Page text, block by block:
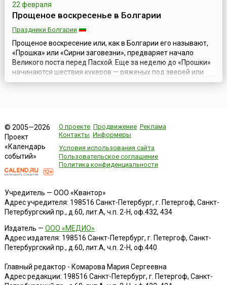
22 февраля
Прощеное воскресенье в Болгарии
Праздники Болгарии
Прощеное воскресение или, как в Болгарии его называют,
«Прошка» или «Сирни заговезни», предваряет начало
Великого поста перед Пасхой. Еще за неделю до «Прошки»
начинаются шествия кукеров — ряженых под зверей или
под традиционные образы (старухи, священника, сборщика
© 2005—2026
Проект
«Календарь
событий»
О проекте Продвижение Реклама
Контакты Информеры
Условия использования сайта
Пользовательское соглашение
Политика конфиденциальности
Учредитель — ООО «Квантор»
Адрес учредителя: 198516 Санкт-Петербург, г. Петергоф, Санкт-
Петербургский пр., д.60, лит.А, ч.п. 2-Н, оф.432, 434
Издатель — ООО «МЕДИО»
Адрес издателя: 198516 Санкт-Петербург, г. Петергоф, Санкт-
Петербургский пр., д.60, лит.А, ч.п. 2-Н, оф.440
Главный редактор - Комарова Мария Сергеевна
Адрес редакции: 198516 Санкт-Петербург, г. Петергоф, Санкт-